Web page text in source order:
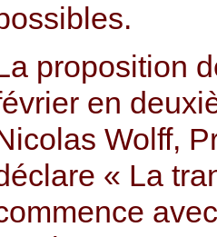
proposition
en
Wolff,
« La